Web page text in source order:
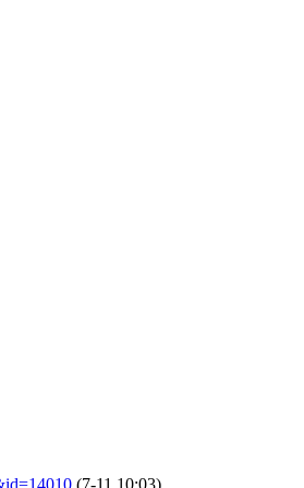
(7-11 10:03)